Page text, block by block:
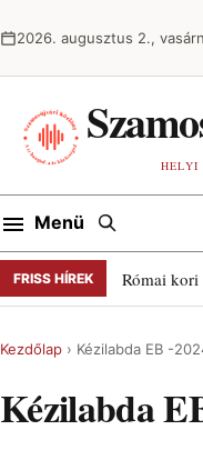
2026. augusztus 2.,
HELYI
Menü Keresés
FRISS HÍREK
Kezdőlap › Kézilabda EB -
Kézilabda